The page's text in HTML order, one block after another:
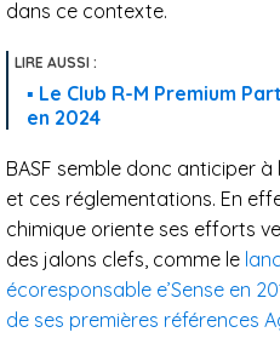
dans ce contexte.
Le Club R-M Premium
en 2024
BASF semble donc anticiper
et ces réglementations. En
chimique oriente ses efforts
des jalons clefs, comme le
écoresponsable e’Sense en
de ses premières références